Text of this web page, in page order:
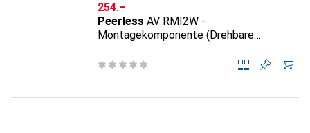
CHF
254.–
Peerless AV RMI2W -
Montagekomponente (Drehbare
Flachb